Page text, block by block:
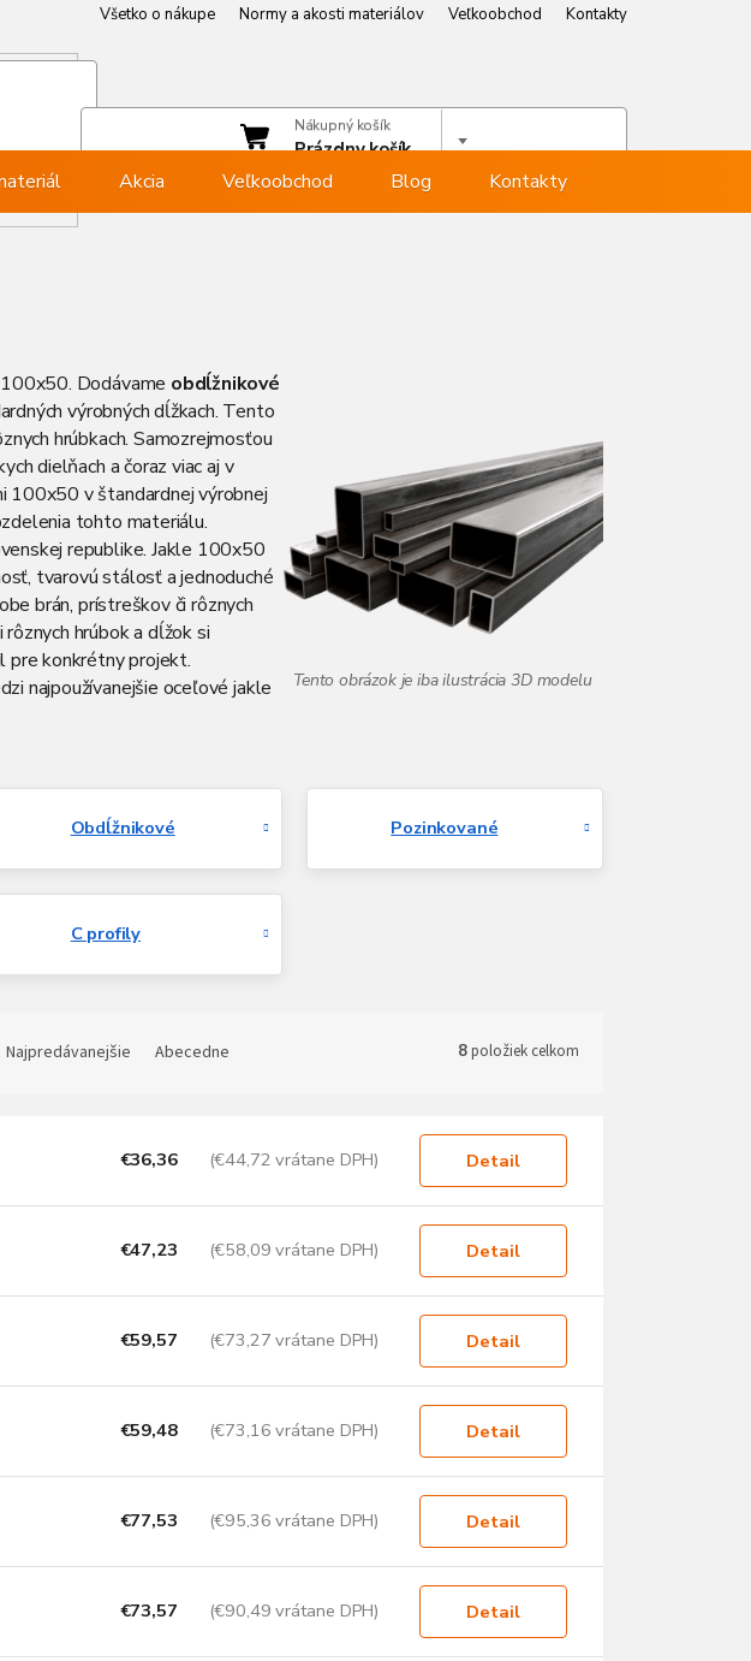
Všetko o nákupe Normy a akosti materiálov Veľkoobchod
Kontakty
Prihlásiť sa
Nákupný košík
Prázdny košík
Akcia Veľkoobchod Blog Kontakty
Dodávame obdĺžnikové
výrobných dĺžkach. Tento
hrúbkach. Samozrejmosťou
dielňach a čoraz viac aj v
100x50 v štandardnej výrobnej
tohto materiálu.
republike. Jakle 100x50
tvarovú stálosť a jednoduché
brán, prístreškov či rôznych
hrúbok a dĺžok si
pre konkrétny projekt.
najpoužívanejšie oceľové jakle
Obdĺžnikové Pozinkované
C profily
Najpredávanejšie Abecedne 8položiek celkom
€36,36 (€44,72 vrátane DPH) Detail
€47,23 (€58,09 vrátane DPH) Detail
€59,57 (€73,27 vrátane DPH) Detail
€59,48 (€73,16 vrátane DPH) Detail
€77,53 (€95,36 vrátane DPH) Detail
€73,57 (€90,49 vrátane DPH) Detail